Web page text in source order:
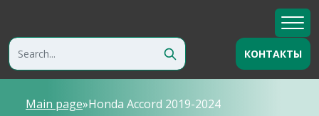
КОНТАКТЫ
Main page»Honda Accord 2019-2024